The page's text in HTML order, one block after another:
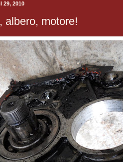
29, 2010
albero, motore!